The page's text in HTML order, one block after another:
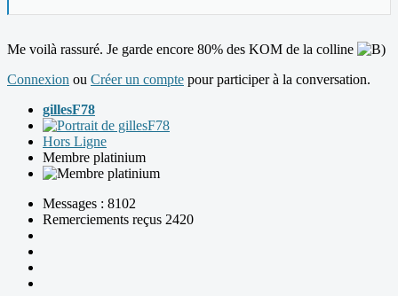
Me voilà rassuré. Je garde encore 80% des KOM de la colline
Connexion ou Créer un compte pour participer à la conversation.
gillesF78
Hors Ligne
Membre platinium
Messages : 8102
Remerciements reçus 2420